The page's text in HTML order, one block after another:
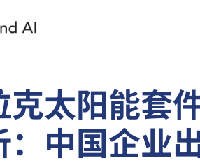
克太阳能套
：中国企业